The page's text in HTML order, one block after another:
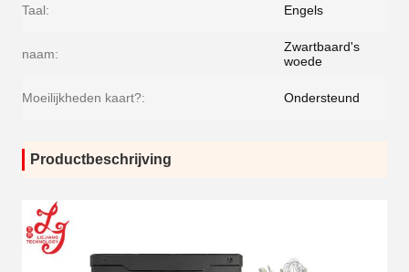
Taal: Engels
naam:
Zwartbaard's
woede
Moeilijkheden kaart?: Ondersteund
Productbeschrijving